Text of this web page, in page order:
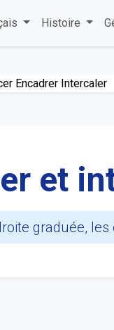
Histoire
Encadrer Intercaler
et
graduée,